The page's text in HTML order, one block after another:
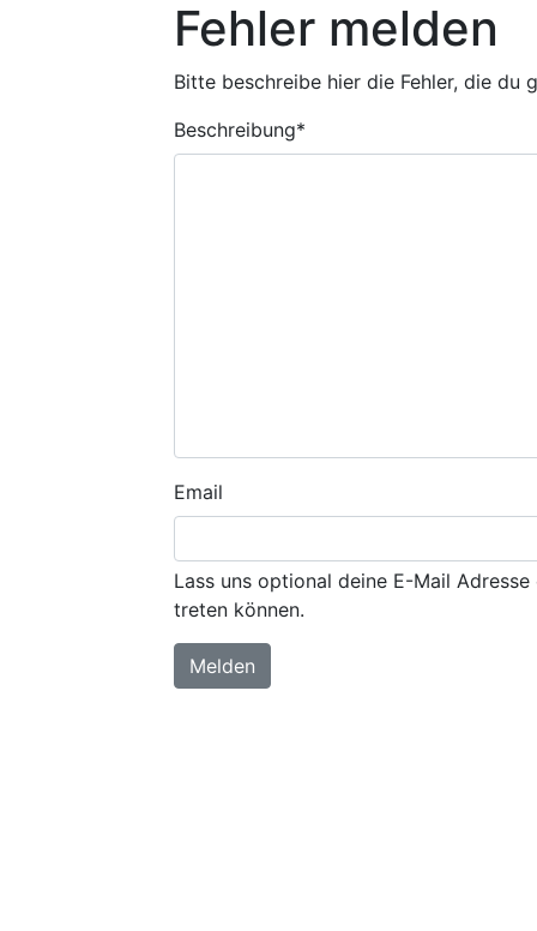
Fehler melden
Bitte beschreibe hier die Fehler, die du
Beschreibung*
Email
Lass uns optional deine E-Mail
treten können.
Melden